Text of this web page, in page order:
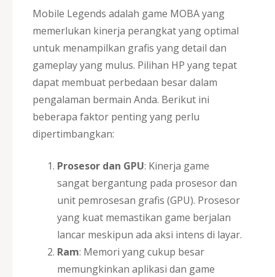
Mobile Legends adalah game MOBA yang
memerlukan kinerja perangkat yang optimal
untuk menampilkan grafis yang detail dan
gameplay yang mulus. Pilihan HP yang tepat
dapat membuat perbedaan besar dalam
pengalaman bermain Anda. Berikut ini
beberapa faktor penting yang perlu
dipertimbangkan:
Prosesor dan GPU: Kinerja game
sangat bergantung pada prosesor dan
unit pemrosesan grafis (GPU). Prosesor
yang kuat memastikan game berjalan
lancar meskipun ada aksi intens di layar.
Ram: Memori yang cukup besar
memungkinkan aplikasi dan game